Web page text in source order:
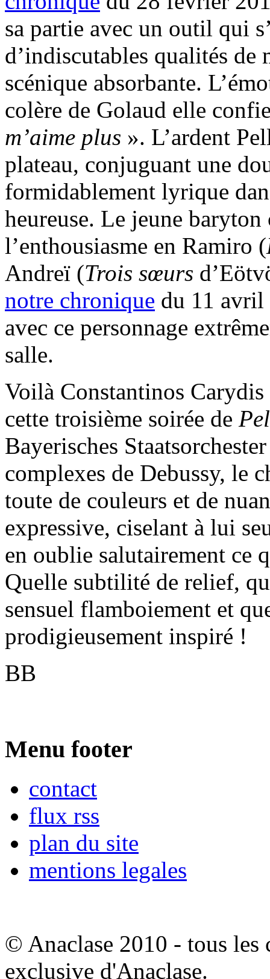
sa partie avec un outil qui
d’indiscutables qualités de
scénique absorbante.
colère de Golaud elle
m’aime plus ». L’ardent
plateau, conjuguant une
formidablement lyrique
heureuse. Le jeune
l’enthousiasme en Ramiro (
Andreï (Trois sœurs
notre chronique du 11 avril
avec ce personnage
salle.
Voilà Constantinos
cette troisième soirée de
Bayerisches
complexes de Debussy, le
toute de couleurs et de
expressive, ciselant à lui
en oublie salutairement ce
Quelle subtilité de relief,
sensuel flamboiement et
prodigieusement inspiré !
BB
Menu footer
contact
flux rss
plan du site
mentions legales
© Anaclase 2010 - tous les
exclusive d'Anaclase.